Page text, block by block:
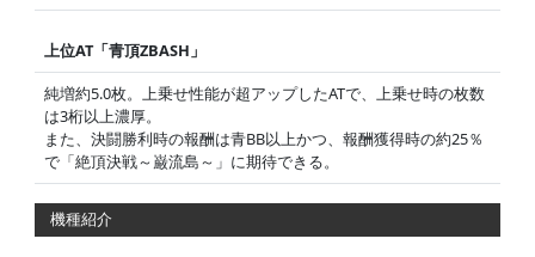
上位AT「青頂ZBASH」
純増約5.0枚。上乗せ性能が超アップしたATで、上乗せ時の枚数
は3桁以上濃厚。
また、決闘勝利時の報酬は青BB以上かつ、報酬獲得時の約25％
で「絶頂決戦～巌流島～」に期待できる。
機種紹介